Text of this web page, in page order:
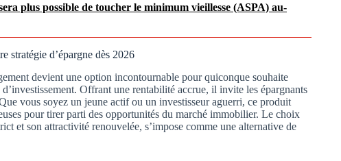
plus possible de toucher le minimum vieillesse (ASPA) au-
stratégie d’épargne dès 2026
devient une option incontournable pour quiconque souhaite
Offrant une rentabilité accrue, il invite les épargnants
vous soyez un jeune actif ou un investisseur aguerri, ce produit
pour tirer parti des opportunités du marché immobilier. Le choix
et son attractivité renouvelée, s’impose comme une alternative de